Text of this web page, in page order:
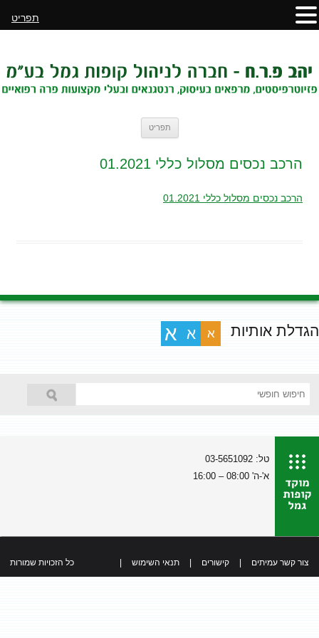
תפריט
הרכב נכסים מסלול כללי 01.2021
הרכב נכסים מסלול כללי 01.2021
הגדלת אותיות א א א
טל: 03-5651092
א'-ה' 08:00 – 16:00
צור קשר עמיתים קישורים תנאי השימוש כל הזכויות שמורות
תפריט